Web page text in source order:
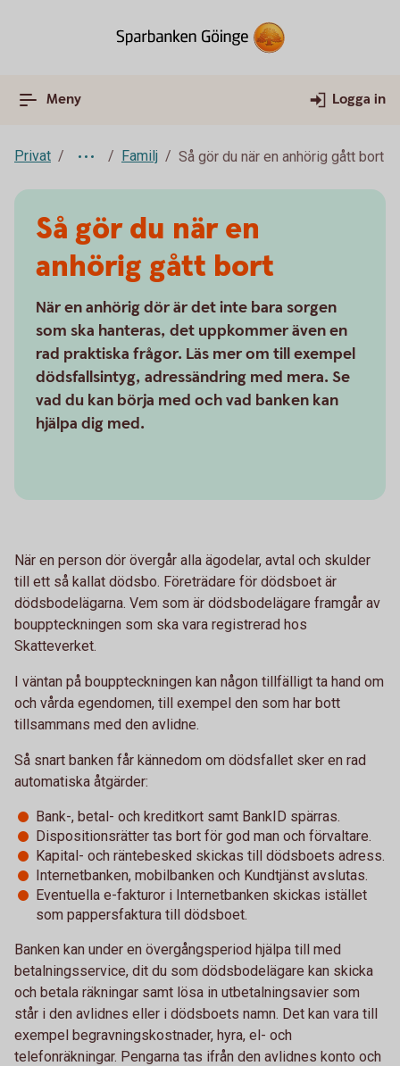
Meny Logga in
Privat Familj Så gör du när en anhörig gått bort
Så gör du när en
anhörig gått bort
När en anhörig dör är det inte bara sorgen
som ska hanteras, det uppkommer även en
rad praktiska frågor. Läs mer om till exempel
dödsfallsintyg, adressändring med mera. Se
vad du kan börja med och vad banken kan
hjälpa dig med.
När en person dör övergår alla ägodelar, avtal och skulder
till ett så kallat dödsbo. Företrädare för dödsboet är
dödsbodelägarna. Vem som är dödsbodelägare framgår av
bouppteckningen som ska vara registrerad hos
Skatteverket.
I väntan på bouppteckningen kan någon tillfälligt ta hand om
och vårda egendomen, till exempel den som har bott
tillsammans med den avlidne.
Så snart banken får kännedom om dödsfallet sker en rad
automatiska åtgärder:
Bank-, betal- och kreditkort samt BankID spärras.
Dispositionsrätter tas bort för god man och förvaltare.
Kapital- och räntebesked skickas till dödsboets adress.
Internetbanken, mobilbanken och Kundtjänst avslutas.
Eventuella e-fakturor i Internetbanken skickas istället
som pappersfaktura till dödsboet.
Banken kan under en övergångsperiod hjälpa till med
betalningsservice, dit du som dödsbodelägare kan skicka
och betala räkningar samt lösa in utbetalningsavier som
står i den avlidnes eller i dödsboets namn. Det kan vara till
exempel begravningskostnader, hyra, el- och
telefonräkningar. Pengarna tas ifrån den avlidnes konto och